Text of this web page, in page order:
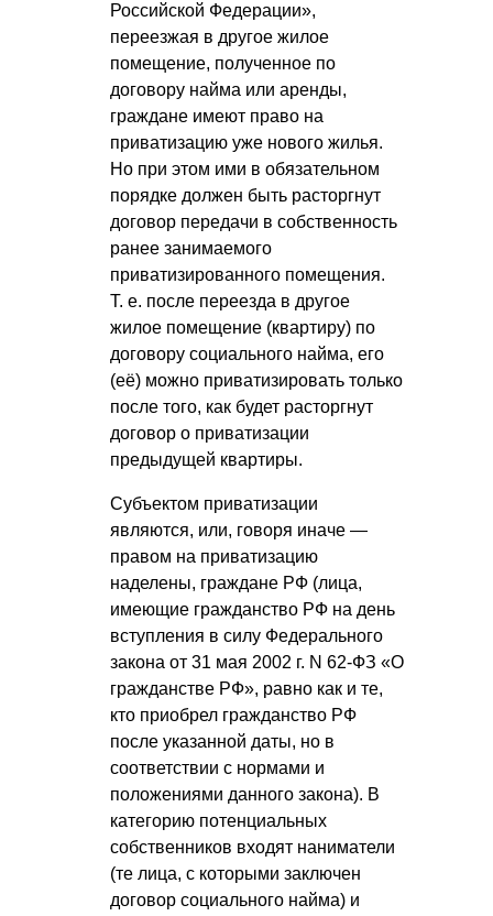
Российской Федерации»,
переезжая в другое жилое
помещение, полученное по
договору найма или аренды,
граждане имеют право на
приватизацию уже нового жилья.
Но при этом ими в обязательном
порядке должен быть расторгнут
договор передачи в собственность
ранее занимаемого
приватизированного помещения.
Т. е. после переезда в другое
жилое помещение (квартиру) по
договору социального найма, его
(её) можно приватизировать только
после того, как будет расторгнут
договор о приватизации
предыдущей квартиры.
Субъектом приватизации
являются, или, говоря иначе —
правом на приватизацию
наделены, граждане РФ (лица,
имеющие гражданство РФ на день
вступления в силу Федерального
закона от 31 мая 2002 г. N 62-ФЗ «О
гражданстве РФ», равно как и те,
кто приобрел гражданство РФ
после указанной даты, но в
соответствии с нормами и
положениями данного закона). В
категорию потенциальных
собственников входят наниматели
(те лица, с которыми заключен
договор социального найма) и